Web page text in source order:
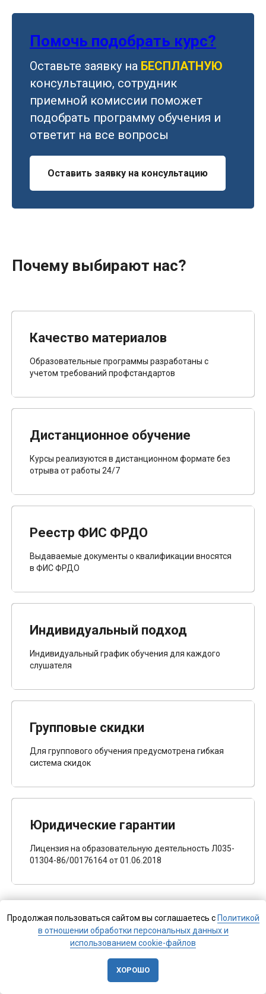
Помочь подобрать курс?
Оставьте заявку на БЕСПЛАТНУЮ
консультацию, сотрудник
приемной комиссии поможет
подобрать программу обучения и
ответит на все вопросы
Оставить заявку на консультацию
Почему выбирают нас?
Качество материалов
Образовательные программы разработаны с
учетом требований профстандартов
Дистанционное обучение
Курсы реализуются в дистанционном формате без
отрыва от работы 24/7
Реестр ФИС ФРДО
Выдаваемые документы о квалификации вносятся
в ФИС ФРДО
Индивидуальный подход
Индивидуальный график обучения для каждого
слушателя
Групповые скидки
Для группового обучения предусмотрена гибкая
система скидок
Юридические гарантии
Лицензия на образовательную деятельность Л035-
01304-86/00176164 от 01.06.2018
Продолжая пользоваться сайтом вы соглашаетесь с Политикой
в отношении обработки персональных данных и
использованием cookie-файлов
ХОРОШО